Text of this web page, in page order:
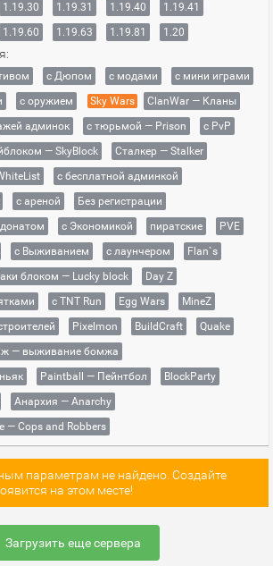
1.19.30 1.19.31 1.19.40
1.19.41
1.19.60 1.19.63 1.19.81 1.20
с Дюпом с модами
с мини играми
с оружием Sky Wars
ClanWar — Кланы
админок с тюрьмой — Prison
с PvP
— SkyBlock
Сталкер — Stalker
с бесплатной админкой
с ареной
Без регистрации
с Экономикой пиратские
PVE
с Выживанием с лаунчером
Flan`s
блоком — Lucky block
Day Z
с TNT Run Egg Wars
MineZ
Pixelmon BuildCraft
Quake
— выживание бомжа
Paintball — Пейнтбол
BlockParty
Анархия — Anarchy
— Cops and Robbers
параметрам не найдено. Создайте
на этом месте!
Загрузить еще сервера